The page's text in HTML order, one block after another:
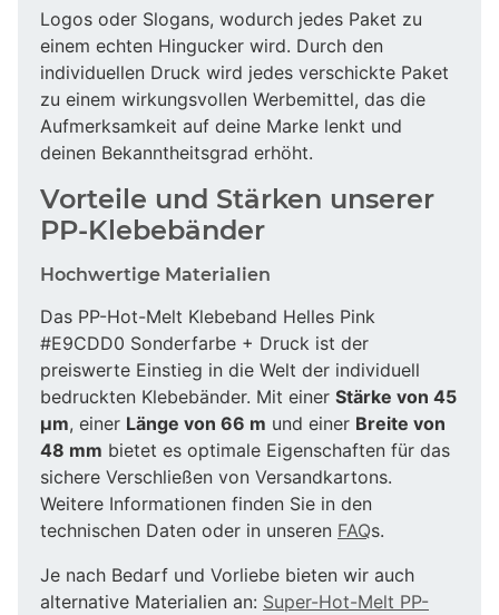
Logos oder Slogans, wodurch jedes Paket zu
einem echten Hingucker wird. Durch den
individuellen Druck wird jedes verschickte Paket
zu einem wirkungsvollen Werbemittel, das die
Aufmerksamkeit auf deine Marke lenkt und
deinen Bekanntheitsgrad erhöht.
Vorteile und Stärken unserer
PP-Klebebänder
Hochwertige Materialien
Das PP-Hot-Melt Klebeband Helles Pink
#E9CDD0 Sonderfarbe + Druck ist der
preiswerte Einstieg in die Welt der individuell
bedruckten Klebebänder. Mit einer Stärke von 45
µm, einer Länge von 66 m und einer Breite von
48 mm bietet es optimale Eigenschaften für das
sichere Verschließen von Versandkartons.
Weitere Informationen finden Sie in den
technischen Daten oder in unseren FAQs.
Je nach Bedarf und Vorliebe bieten wir auch
alternative Materialien an: Super-Hot-Melt PP-